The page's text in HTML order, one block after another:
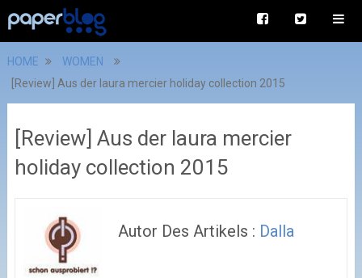
HOME
WOMEN
[Review] Aus der laura mercier holiday collection 2015
[Review] Aus der laura mercier
holiday collection 2015
Autor Des Artikels : Dalla